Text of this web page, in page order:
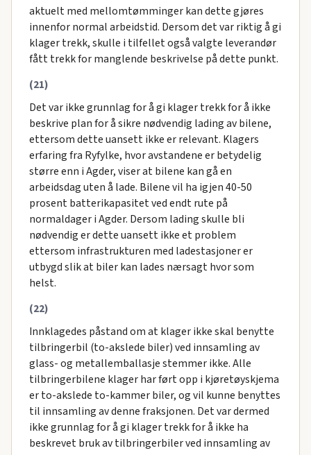
aktuelt med mellomtømminger kan dette gjøres
innenfor normal arbeidstid. Dersom det var riktig å gi
klager trekk, skulle i tilfellet også valgte leverandør
fått trekk for manglende beskrivelse på dette punkt.
(21)
Det var ikke grunnlag for å gi klager trekk for å ikke
beskrive plan for å sikre nødvendig lading av bilene,
ettersom dette uansett ikke er relevant. Klagers
erfaring fra Ryfylke, hvor avstandene er betydelig
større enn i Agder, viser at bilene kan gå en
arbeidsdag uten å lade. Bilene vil ha igjen 40-50
prosent batterikapasitet ved endt rute på
normaldager i Agder. Dersom lading skulle bli
nødvendig er dette uansett ikke et problem
ettersom infrastrukturen med ladestasjoner er
utbygd slik at biler kan lades nærsagt hvor som
helst.
(22)
Innklagedes påstand om at klager ikke skal benytte
tilbringerbil (to-akslede biler) ved innsamling av
glass- og metallemballasje stemmer ikke. Alle
tilbringerbilene klager har ført opp i kjøretøyskjema
er to-akslede to-kammer biler, og vil kunne benyttes
til innsamling av denne fraksjonen. Det var dermed
ikke grunnlag for å gi klager trekk for å ikke ha
beskrevet bruk av tilbringerbiler ved innsamling av